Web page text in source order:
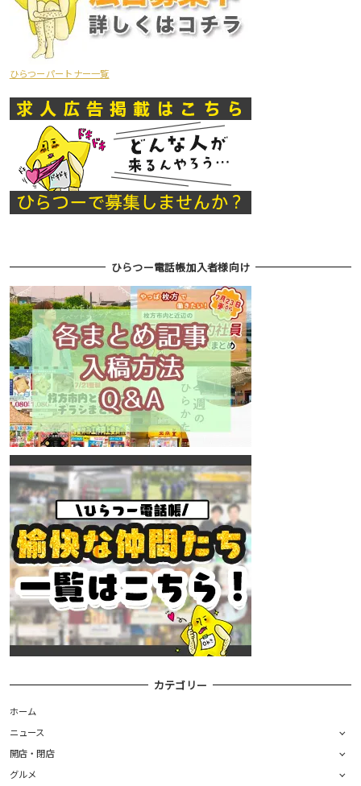
ひらつーパートナー一覧
ひらつー電話帳加入者様向け
カテゴリー
ホーム
ニュース
開店・閉店
グルメ